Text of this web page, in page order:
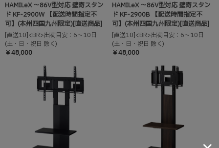
HAMILeX ～86V型対応 壁寄スタン
ド KF-2900W 【配送時間指定不
可】(本州四国九州限定)[直送商品]
[直送10]<BR>出荷目安：6～10日
(土・日・祝日 除く)
￥48,000
HAMILeX ～86V型対応 壁寄スタン
ド KF-2900B 【配送時間指定不
可】(本州四国九州限定)[直送商品]
[直送10]<BR>出荷目安：6～10日
(土・日・祝日 除く)
￥48,000